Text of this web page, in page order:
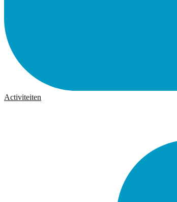
Activiteiten